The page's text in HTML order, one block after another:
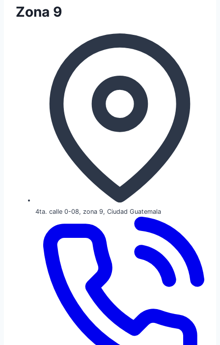
Zona 9
4ta. calle 0-08, zona 9, Ciudad Guatemala